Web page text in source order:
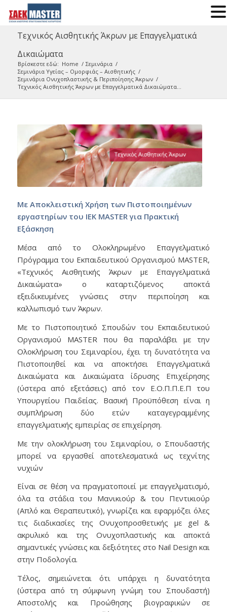
Τεχνικός Αισθητικής Άκρων με Επαγγελματικά
Δικαιώματα
Βρίσκεστε εδώ: Home / Σεμινάρια /
Σεμινάρια Υγείας – Ομορφιάς – Αισθητικής /
Σεμινάρια Ονυχοπλαστικής & Περιποίησης Άκρων /
Τεχνικός Αισθητικής Άκρων με Επαγγελματικά Δικαιώματα...
Με Αποκλειστική Χρήση των Πιστοποιημένων
εργαστηρίων του ΙΕΚ MASTER για Πρακτική
Εξάσκηση
Μέσα από το Ολοκληρωμένο Επαγγελματικό
Πρόγραμμα του Εκπαιδευτικού Οργανισμού MASTER,
«Τεχνικός Αισθητικής Άκρων με Επαγγελματικά
Δικαιώματα» o καταρτιζόμενος αποκτά
εξειδικευμένες γνώσεις στην περιποίηση και
καλλωπισμό των Άκρων.
Με το Πιστοποιητικό Σπουδών του Εκπαιδευτικού
Οργανισμού MASTER που θα παραλάβει με την
Ολοκλήρωση του Σεμιναρίου, έχει τη δυνατότητα να
Πιστοποιηθεί και να αποκτήσει Επαγγελματικά
Δικαιώματα και Δικαιώματα ίδρυσης Επιχείρησης
(ύστερα από εξετάσεις) από τον Ε.Ο.Π.Π.Ε.Π του
Υπουργείου Παιδείας. Βασική Προϋπόθεση είναι η
συμπλήρωση δύο ετών καταγεγραμμένης
επαγγελματικής εμπειρίας σε επιχείρηση.
Με την ολοκλήρωση του Σεμιναρίου, ο Σπουδαστής
μπορεί να εργασθεί αποτελεσματικά ως τεχνίτης
νυχιών
Είναι σε θέση να πραγματοποιεί με επαγγελματισμό,
όλα τα στάδια του Μανικιούρ & του Πεντικιούρ
(Απλό και Θεραπευτικό), γνωρίζει και εφαρμόζει όλες
τις διαδικασίες της Ονυχοπροσθετικής με gel &
ακρυλικό και της Ονυχοπλαστικής και αποκτά
σημαντικές γνώσεις και δεξιότητες στο Nail Design και
στην Ποδολογία.
Τέλος, σημειώνεται ότι υπάρχει η δυνατότητα
(ύστερα από τη σύμφωνη γνώμη του Σπουδαστή)
Αποστολής και Προώθησης βιογραφικών σε